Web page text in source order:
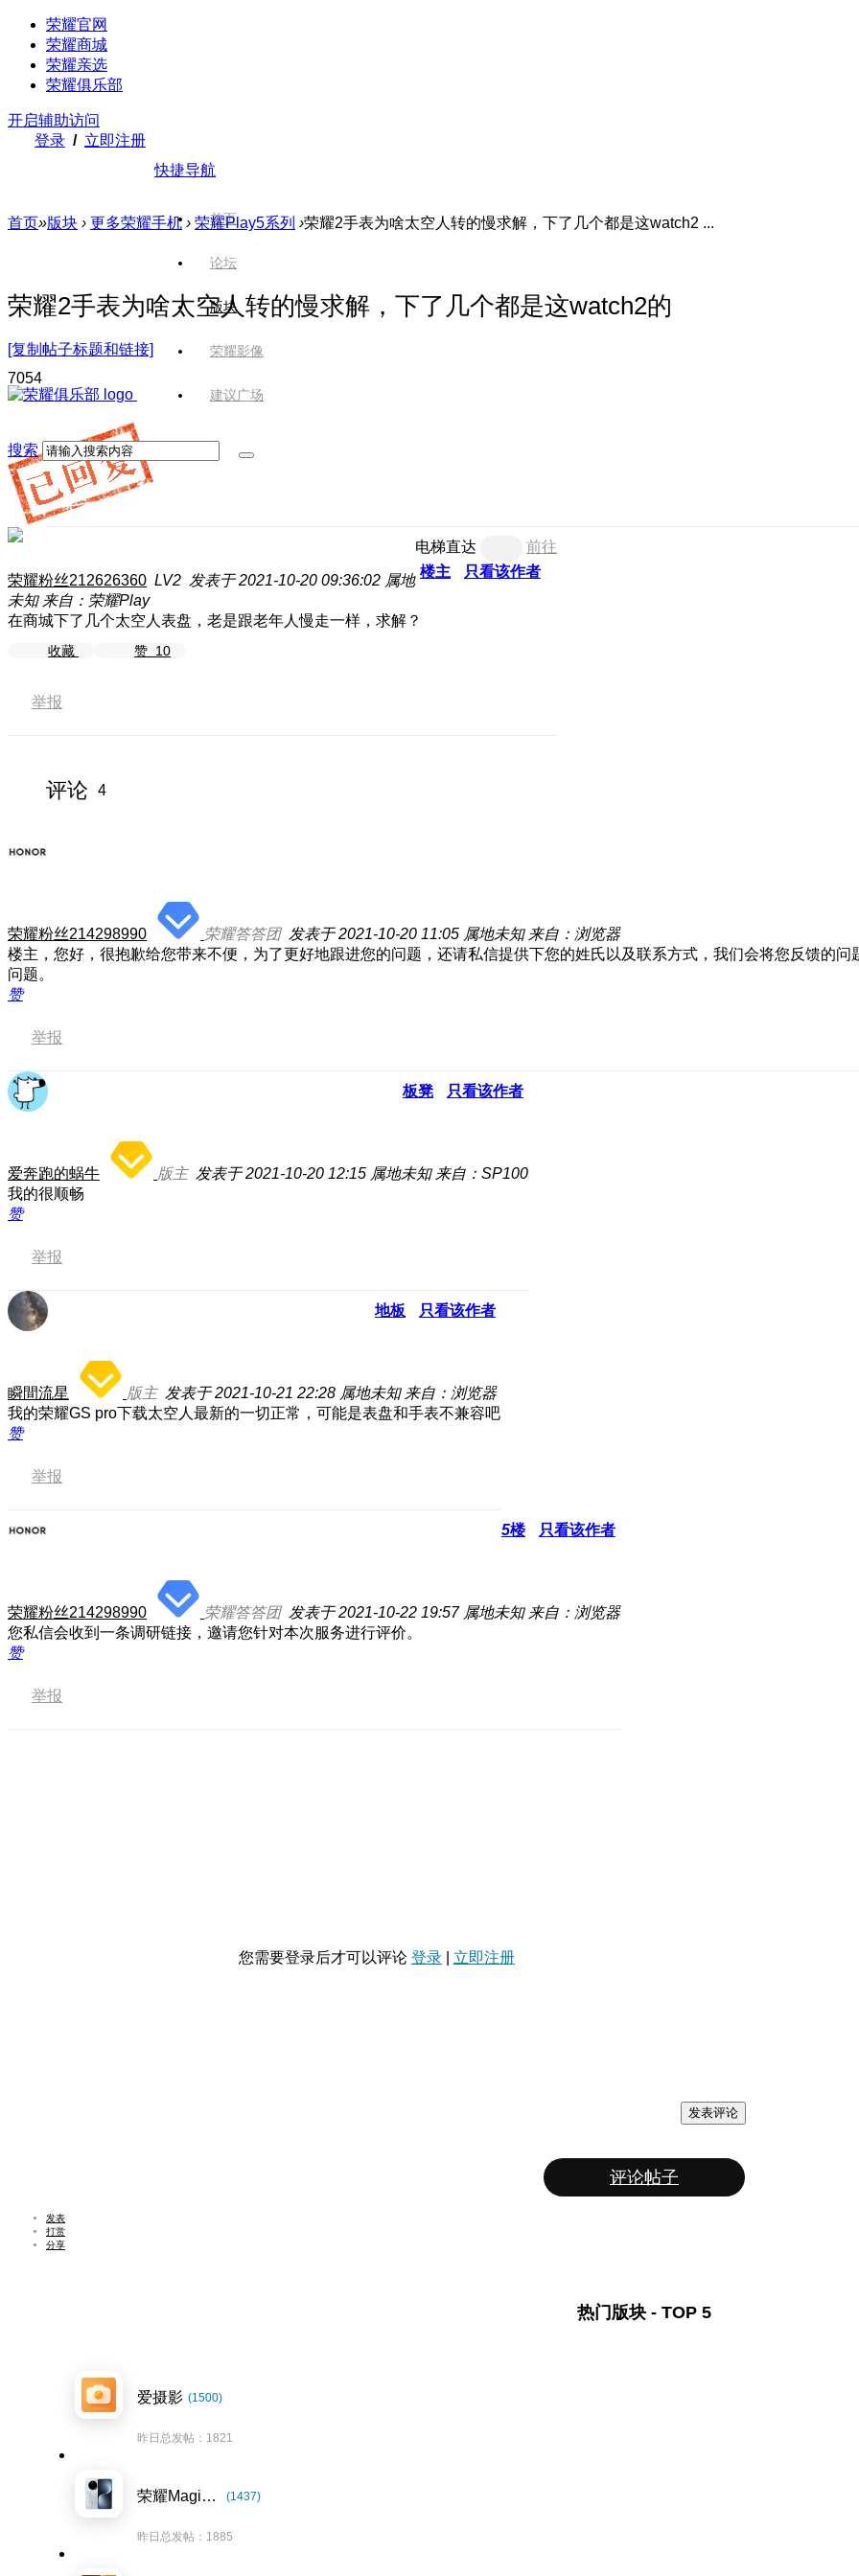
荣耀官网
荣耀商城
荣耀亲选
荣耀俱乐部
开启辅助访问
登录 / 立即注册
快捷导航
首页
论坛
版块
荣耀影像
建议广场
搜索
首页»版块 › 更多荣耀手机 › 荣耀Play5系列 ›荣耀2手表为啥太空人转的慢求解，下了几个都是这watch2 ...
荣耀2手表为啥太空人转的慢求解，下了几个都是这watch2的
[复制帖子标题和链接]
7054
电梯直达
前往
楼主
只看该作者
荣耀粉丝212626360 LV2 发表于 2021-10-20 09:36:02 属地
未知 来自：荣耀Play
在商城下了几个太空人表盘，老是跟老年人慢走一样，求解？
收藏 赞 10
举报
评论 4
荣耀粉丝214298990 荣耀答答团 发表于 2021-10-20 11:05 属地未知 来自：浏览器
楼主，您好，很抱歉给您带来不便，为了更好地跟进您的问题，还请私信提供下您的姓氏以及联系方式，我们会将您反馈的
问题。
赞
举报
板凳 只看该作者
爱奔跑的蜗牛 版主 发表于 2021-10-20 12:15 属地未知 来自：SP100
我的很顺畅
赞
举报
地板 只看该作者
瞬間流星 版主 发表于 2021-10-21 22:28 属地未知 来自：浏览器
我的荣耀GS pro下载太空人最新的一切正常，可能是表盘和手表不兼容吧
赞
举报
5楼 只看该作者
荣耀粉丝214298990 荣耀答答团 发表于 2021-10-22 19:57 属地未知 来自：浏览器
您私信会收到一条调研链接，邀请您针对本次服务进行评价。
赞
举报
您需要登录后才可以评论 登录 立即注册
发表评论
评论帖子
发表
打赏
分享
热门版块 - TOP 5
爱摄影 (1500)
昨日总发帖：1821
荣耀Magic7系列 (1437)
昨日总发帖：1885